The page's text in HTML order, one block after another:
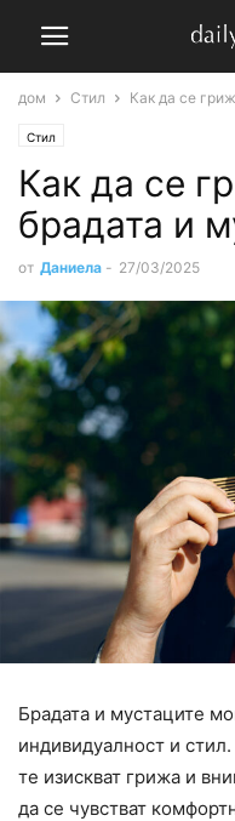
дом Стил Как да се
Стил
Как да се
брадата и
от Даниела - 27/03/2025
Брадата и мустаците
индивидуалност и
те изискват грижа и
да се чувстват